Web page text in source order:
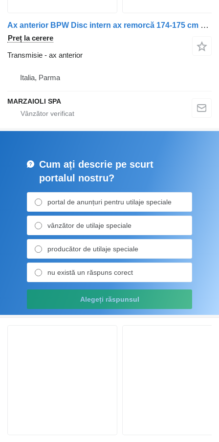
Ax anterior BPW Disc intern ax remorcă 174-175 cm Capăt butuc 210-211 cm pentru remorcă
Preț la cerere
Transmisie - ax anterior
Italia, Parma
MARZAIOLI SPA
Cum ați descrie pe scurt
portalul nostru?
portal de anunțuri pentru utilaje speciale
vânzător de utilaje speciale
producător de utilaje speciale
nu există un răspuns corect
Alegeți răspunsul